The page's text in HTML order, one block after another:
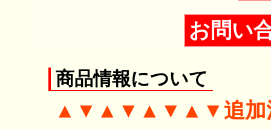
お問い
商品情報について
▲▼▲▼▲▼▲▼追加注